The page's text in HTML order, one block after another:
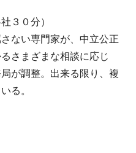
３０分）
ない専門家が、中立公正
さまざまな相談に応じ
が調整。出来る限り、複
る。